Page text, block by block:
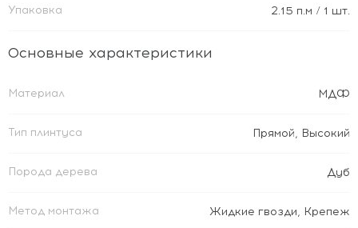
Упаковка 2.15 п.м / 1 шт.
Основные характеристики
Материал МДФ
Тип плинтуса Прямой, Высокий
Порода дерева Дуб
Метод монтажа Жидкие гвозди, Крепеж